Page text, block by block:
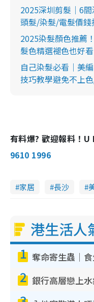
2025深圳剪髮｜6
頭髮/染髮/電髮價錢
2025染髮顏色推薦
髮色精選褪色也好看
自己染髮必看｜美
技巧教學避免不上
有料爆? 歡迎報料！
9610 1996
家居 長沙
港生活人
1
2